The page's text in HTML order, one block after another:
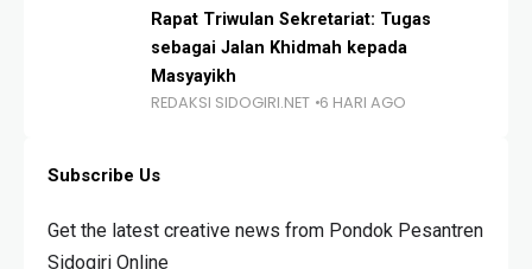
Rapat Triwulan Sekretariat: Tugas
sebagai Jalan Khidmah kepada
Masyayikh
REDAKSI SIDOGIRI.NET 6 HARI AGO
Subscribe Us
Get the latest creative news from Pondok Pesantren
Sidogiri Online